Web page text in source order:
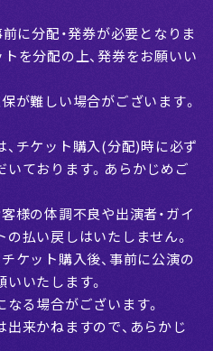
に分配・発券が必要となりま
を分配の上、発券をお願いい
が難しい場合がございます。
チケット購入(分配)時に必ず
ております。あらかじめご
様の体調不良や出演者・ガイ
払い戻しはいたしません。
ケット購入後、事前に公演の
いたします。
る場合がございます。
来かねますので、あらかじ